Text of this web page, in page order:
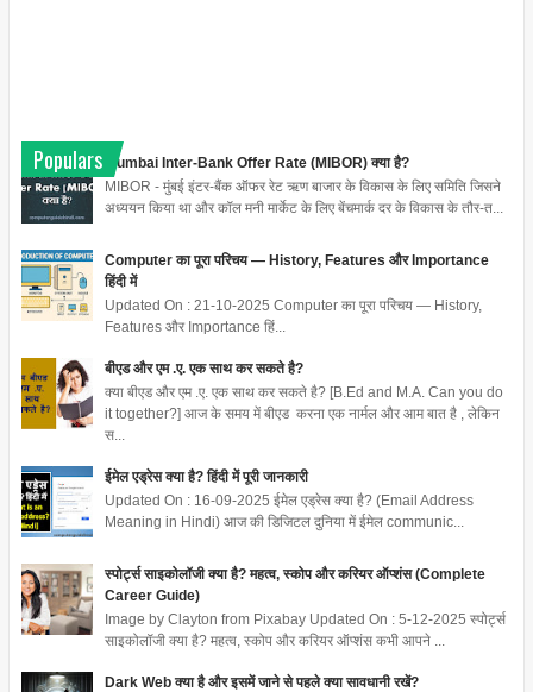
Populars
Mumbai Inter-Bank Offer Rate (MIBOR) क्या है?
MIBOR - मुंबई इंटर-बैंक ऑफर रेट ऋण बाजार के विकास के लिए समिति जिसने
अध्ययन किया था और कॉल मनी मार्केट के लिए बेंचमार्क दर के विकास के तौर-त...
Computer का पूरा परिचय — History, Features और Importance
हिंदी में
Updated On : 21-10-2025 Computer का पूरा परिचय — History,
Features और Importance हिं...
बीएड और एम .ए. एक साथ कर सकते है?
क्या बीएड और एम .ए. एक साथ कर सकते है? [B.Ed and M.A. Can you do
it together?] आज के समय में बीएड करना एक नार्मल और आम बात है , लेकिन
स...
ईमेल एड्रेस क्या है? हिंदी में पूरी जानकारी
Updated On : 16-09-2025 ईमेल एड्रेस क्या है? (Email Address
Meaning in Hindi) आज की डिजिटल दुनिया में ईमेल communic...
स्पोर्ट्स साइकोलॉजी क्या है? महत्व, स्कोप और करियर ऑप्शंस (Complete
Career Guide)
Image by Clayton from Pixabay Updated On : 5-12-2025 स्पोर्ट्स
साइकोलॉजी क्या है? महत्व, स्कोप और करियर ऑप्शंस कभी आपने ...
Dark Web क्या है और इसमें जाने से पहले क्या सावधानी रखें?